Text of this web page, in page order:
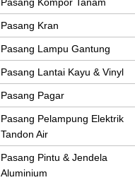
Pasang Kran
Pasang Lampu Gantung
Pasang Lantai Kayu & Vinyl
Pasang Pagar
Pasang Pelampung Elektrik
Tandon Air
Pasang Pintu & Jendela
Aluminium